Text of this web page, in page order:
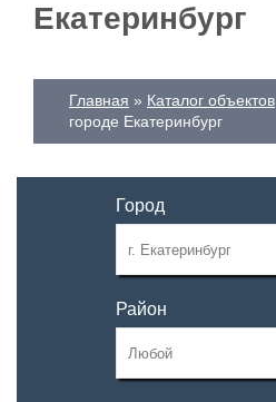
Екатеринбург
Главная Каталог объектов
городе Екатеринбург
Город
Район